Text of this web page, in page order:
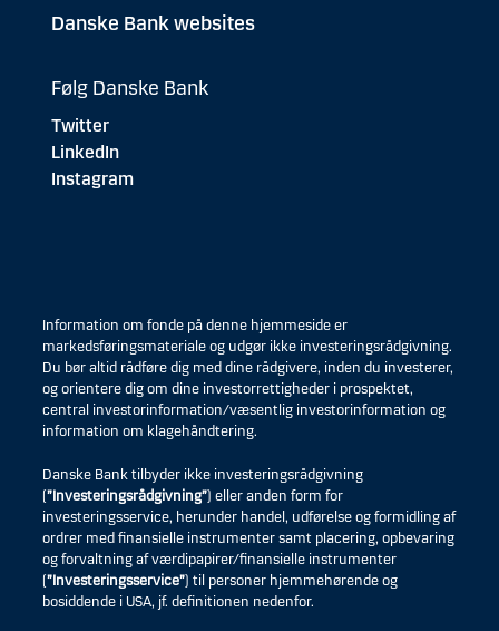
Danske Bank websites
Følg Danske Bank
Twitter
LinkedIn
Instagram
Information om fonde på denne hjemmeside er
markedsføringsmateriale og udgør ikke investeringsrådgivning.
Du bør altid rådføre dig med dine rådgivere, inden du investerer,
og orientere dig om dine investorrettigheder i prospektet,
central investorinformation/væsentlig investorinformation og
information om klagehåndtering.
Danske Bank tilbyder ikke investeringsrådgivning
(”Investeringsrådgivning”) eller anden form for
investeringsservice, herunder handel, udførelse og formidling af
ordrer med finansielle instrumenter samt placering, opbevaring
og forvaltning af værdipapirer/finansielle instrumenter
(”Investeringsservice”) til personer hjemmehørende og
bosiddende i USA, jf. definitionen nedenfor.